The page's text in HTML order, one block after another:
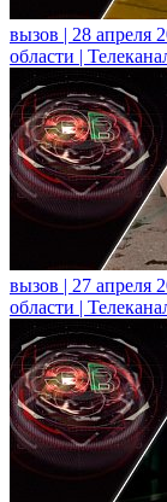
вызов | 28 апреля
области |
вызов | 27 апреля
области |